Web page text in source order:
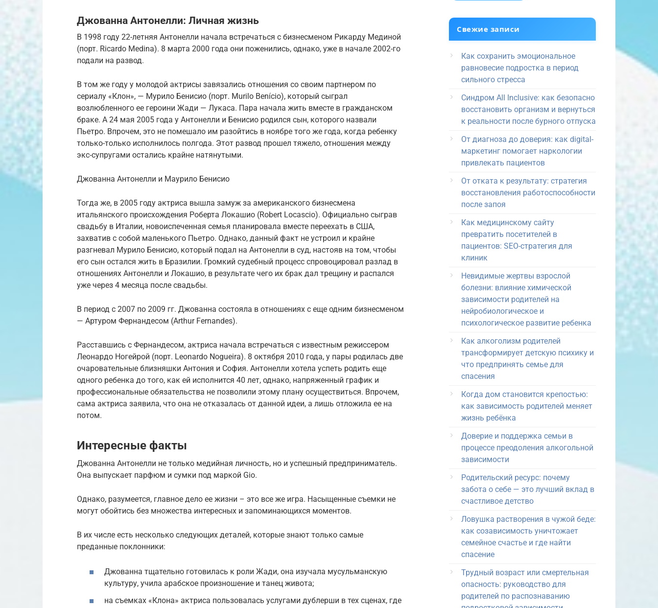
Джованна Антонелли: Личная жизнь
В 1998 году 22-летняя Антонелли начала встречаться с бизнесменом Рикарду Мединой
(порт. Ricardo Medina). 8 марта 2000 года они поженились, однако, уже в начале 2002-го
подали на развод.
В том же году у молодой актрисы завязались отношения со своим партнером по
сериалу «Клон», — Мурило Бенисио (порт. Murilo Benício), который сыграл
возлюбленного ее героини Жади — Лукаса. Пара начала жить вместе в гражданском
браке. А 24 мая 2005 года у Антонелли и Бенисио родился сын, которого назвали
Пьетро. Впрочем, это не помешало им разойтись в ноябре того же года, когда ребенку
только-только исполнилось полгода. Этот развод прошел тяжело, отношения между
экс-супругами остались крайне натянутыми.
Джованна Антонелли и Маурило Бенисио
Тогда же, в 2005 году актриса вышла замуж за американского бизнесмена
итальянского происхождения Роберта Локашио (Robert Locascio). Официально сыграв
свадьбу в Италии, новоиспеченная семья планировала вместе переехать в США,
захватив с собой маленького Пьетро. Однако, данный факт не устроил и крайне
разгневал Мурило Бенисио, который подал на Антонелли в суд, настояв на том, чтобы
его сын остался жить в Бразилии. Громкий судебный процесс спровоцировал разлад в
отношениях Антонелли и Локашио, в результате чего их брак дал трещину и распался
уже через 4 месяца после свадьбы.
В период с 2007 по 2009 гг. Джованна состояла в отношениях с еще одним бизнесменом
— Артуром Фернандесом (Arthur Fernandes).
Расставшись с Фернандесом, актриса начала встречаться с известным режиссером
Леонардо Ногейрой (порт. Leonardo Nogueira). 8 октября 2010 года, у пары родилась две
очаровательные близняшки Антония и София. Антонелли хотела успеть родить еще
одного ребенка до того, как ей исполнится 40 лет, однако, напряженный график и
профессиональные обязательства не позволили этому плану осуществиться. Впрочем,
сама актриса заявила, что она не отказалась от данной идеи, а лишь отложила ее на
потом.
Интересные факты
Джованна Антонелли не только медийная личность, но и успешный предприниматель.
Она выпускает парфюм и сумки под маркой Gio.
Однако, разумеется, главное дело ее жизни – это все же игра. Насыщенные съемки не
могут обойтись без множества интересных и запоминающихся моментов.
В их числе есть несколько следующих деталей, которые знают только самые
преданные поклонники:
Джованна тщательно готовилась к роли Жади, она изучала мусульманскую
культуру, учила арабское произношение и танец живота;
на съемках «Клона» актриса пользовалась услугами дублерши в тех сценах, где
Свежие записи
Как сохранить эмоциональное
равновесие подростка в период
сильного стресса
Синдром All Inclusive: как безопасно
восстановить организм и вернуться
к реальности после бурного отпуска
От диагноза до доверия: как digital-
маркетинг помогает наркологии
привлекать пациентов
От отката к результату: стратегия
восстановления работоспособности
после запоя
Как медицинскому сайту
превратить посетителей в
пациентов: SEO-стратегия для
клиник
Невидимые жертвы взрослой
болезни: влияние химической
зависимости родителей на
нейробиологическое и
психологическое развитие ребенка
Как алкоголизм родителей
трансформирует детскую психику и
что предпринять семье для
спасения
Когда дом становится крепостью:
как зависимость родителей меняет
жизнь ребёнка
Доверие и поддержка семьи в
процессе преодоления алкогольной
зависимости
Родительский ресурс: почему
забота о себе — это лучший вклад в
счастливое детство
Ловушка растворения в чужой беде:
как созависимость уничтожает
семейное счастье и где найти
спасение
Трудный возраст или смертельная
опасность: руководство для
родителей по распознаванию